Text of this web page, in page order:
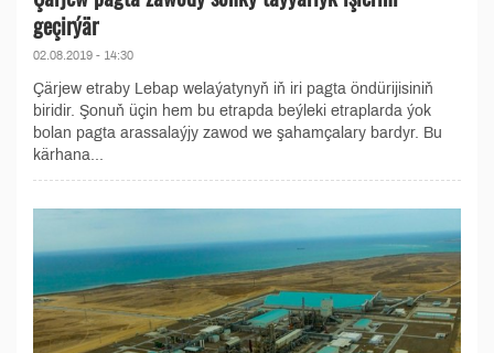
geçirýär
02.08.2019 - 14:30
Çärjew etraby Lebap welaýatynyň iň iri pagta öndürijisiniň
biridir. Şonuň üçin hem bu etrapda beýleki etraplarda ýok
bolan pagta arassalaýjy zawod we şahamçalary bardyr. Bu
kärhana...